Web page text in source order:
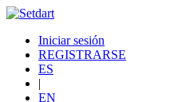
Iniciar sesión
REGISTRARSE
ES
|
EN